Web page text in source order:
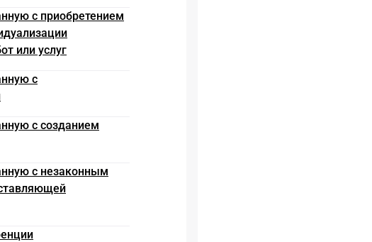
с приобретением
или услуг
с
с созданием
с незаконным